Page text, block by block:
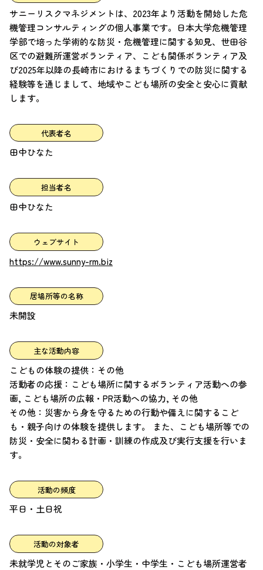
サニーリスクマネジメントは、2023年より活動を開始した危
機管理コンサルティングの個人事業です。日本大学危機管理
学部で培った学術的な防災・危機管理に関する知見、世田谷
区での避難所運営ボランティア、こども関係ボランティア及
び2025年以降の長崎市におけるまちづくりでの防災に関する
経験等を通じまして、地域やこども場所の安全と安心に貢献
します。
代表者名
田中ひなた
担当者名
田中ひなた
ウェブサイト
https://www.sunny-rm.biz
居場所等の名称
未開設
主な活動内容
こどもの体験の提供：その他
活動者の応援：こども場所に関するボランティア活動への参
画, こども場所の広報・PR活動への協力, その他
その他：災害から身を守るための行動や備えに関するこど
も・親子向けの体験を提供します。 また、こども場所等での
防災・安全に関わる計画・訓練の作成及び実行支援を行いま
す。
活動の頻度
平日・土日祝
活動の対象者
未就学児とそのご家族・小学生・中学生・こども場所運営者